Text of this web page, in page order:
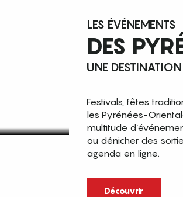
LES ÉVÉNEMENTS
DES
UNE
Festivals, fêtes
les Pyrénées-
multitude
ou dénicher des
agenda en ligne.
Découvrir